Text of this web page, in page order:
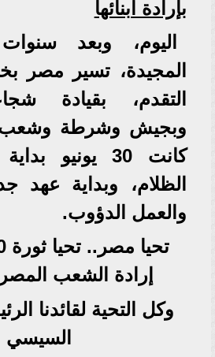
بإرادة أبنائها
اليوم، وبعد
المجيدة، تسير مصر
التقدم، بقيادة
وبجيش وشرطة وشعب
كانت 30 يونيو
الظلام، وبداية عهد
والعمل الدؤوب.
إرادة الشعب
وكل التحية لقائدنا
السيسي